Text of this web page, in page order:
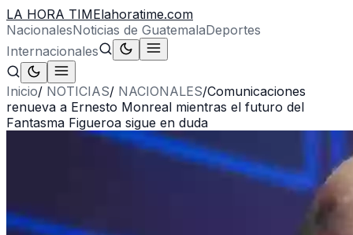
LA HORA TIMElahoratime.com
NacionalesNoticias de GuatemalaDeportes
Internacionales
Inicio/ NOTICIAS/ NACIONALES/Comunicaciones
renueva a Ernesto Monreal mientras el futuro del
Fantasma Figueroa sigue en duda